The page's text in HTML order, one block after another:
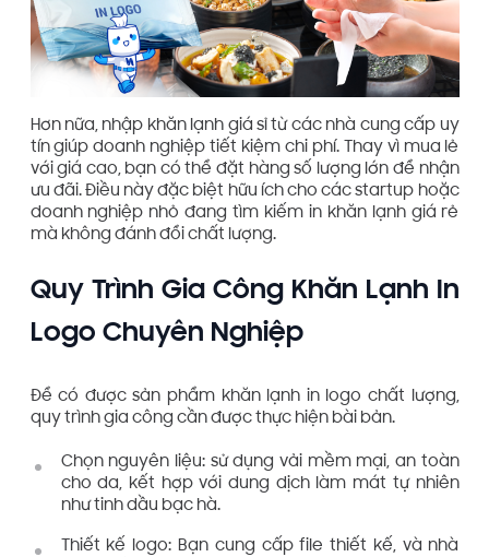
Hơn nữa, nhập khăn lạnh giá sỉ từ các nhà cung cấp uy
tín giúp doanh nghiệp tiết kiệm chi phí. Thay vì mua lẻ
với giá cao, bạn có thể đặt hàng số lượng lớn để nhận
ưu đãi. Điều này đặc biệt hữu ích cho các startup hoặc
doanh nghiệp nhỏ đang tìm kiếm in khăn lạnh giá rẻ
mà không đánh đổi chất lượng.
Quy Trình Gia Công Khăn Lạnh In
Logo Chuyên Nghiệp
Để có được sản phẩm khăn lạnh in logo chất lượng,
quy trình gia công cần được thực hiện bài bản.
Chọn nguyên liệu: sử dụng vải mềm mại, an toàn
cho da, kết hợp với dung dịch làm mát tự nhiên
như tinh dầu bạc hà.
Thiết kế logo: Bạn cung cấp file thiết kế, và nhà